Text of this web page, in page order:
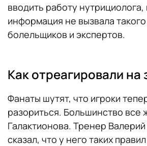
вводить работу нутрициолога,
информация не вызвала
болельщиков и экспертов.
Как отреагировали на
Фанаты шутят, что игроки
разориться. Большинство все
Галактионова. Тренер
сказал, что у него таких